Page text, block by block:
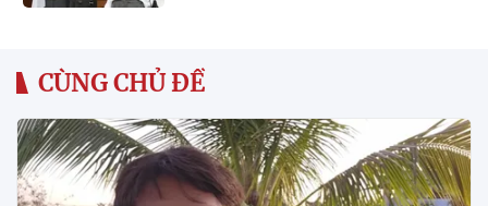
CÙNG CHỦ ĐỀ